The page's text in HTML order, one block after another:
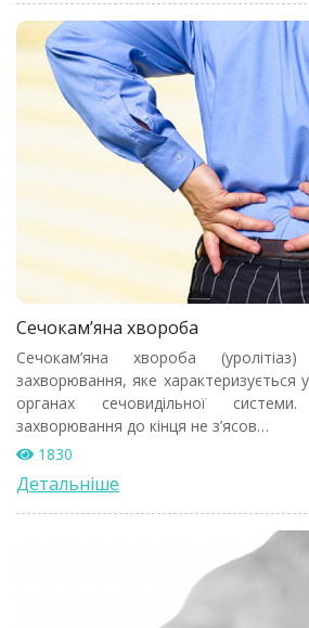
Сечокам’яна хвороба
Сечокам’яна хвороба
захворювання, яке характеризується
органах сечовидільної
захворювання до кінця не з’ясов…
1830
Детальніше